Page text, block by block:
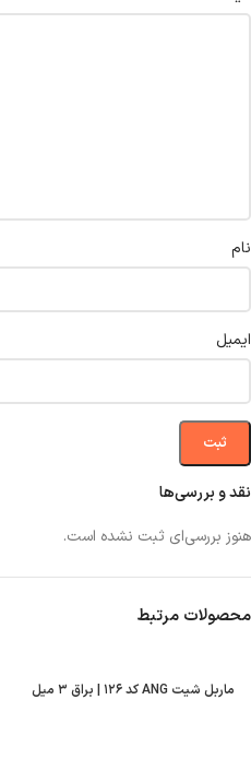
نقد و بررسی‌ها
هنوز بررسی‌ای ثبت نشده است.
نام
ایمیل
محصولات مرتبط
ماربل شیت ANG کد ۱۲۶ | براق ۳ میل